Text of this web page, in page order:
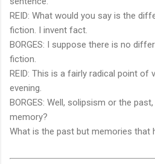
REID: What would you say is the
fiction. I invent fact.
BORGES: I suppose there is no
fiction.
REID: This is a fairly radical point of
evening.
BORGES: Well, solipsism or the
memory?
What is the past but memories that